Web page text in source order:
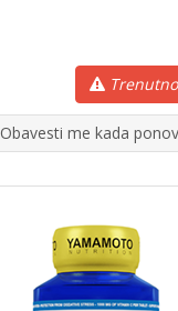
Obavesti me kada